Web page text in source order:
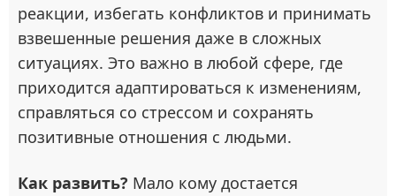
реакции, избегать конфликтов и принимать
взвешенные решения даже в сложных
ситуациях. Это важно в любой сфере, где
приходится адаптироваться к изменениям,
справляться со стрессом и сохранять
позитивные отношения с людьми.
Как развить? Мало кому достается